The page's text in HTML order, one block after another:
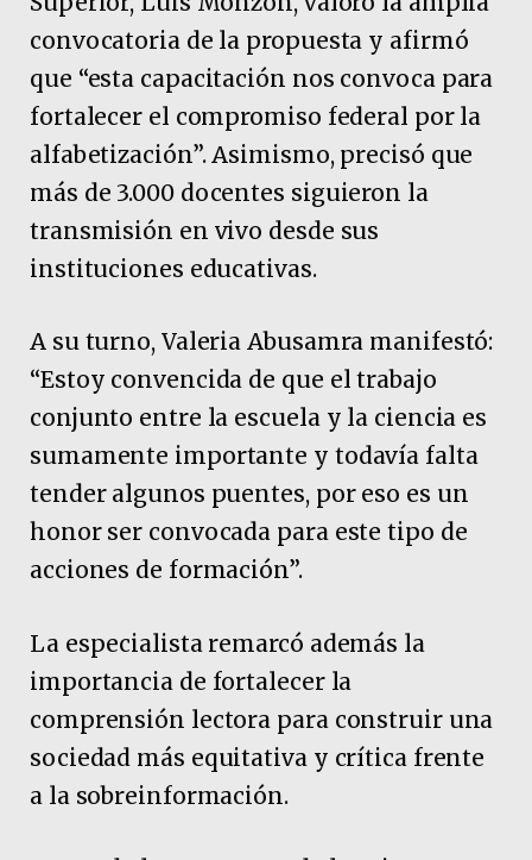
convocatoria de la propuesta y afirmó
que “esta capacitación nos convoca para
fortalecer el compromiso federal por la
alfabetización”. Asimismo, precisó que
más de 3.000 docentes siguieron la
transmisión en vivo desde sus
instituciones educativas.
A su turno, Valeria Abusamra manifestó:
“Estoy convencida de que el trabajo
conjunto entre la escuela y la ciencia es
sumamente importante y todavía falta
tender algunos puentes, por eso es un
honor ser convocada para este tipo de
acciones de formación”.
La especialista remarcó además la
importancia de fortalecer la
comprensión lectora para construir una
sociedad más equitativa y crítica frente
a la sobreinformación.